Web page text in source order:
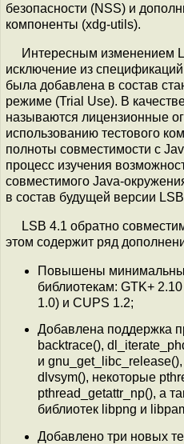
безопасности (NSS) и
компоненты (xdg-utils).
Интересным изменением
исключение из
была добавлена в состав
режиме (Trial Use). В
называются лицензионные
использованию тестового
полноты совместимости с
процесс изучения
совместимого Java-
в состав будущей версии
LSB 4.1 обратно
этом содержит ряд
Повышены
библиотекам: GTK+
1.0) и CUPS 1.2;
Добавлена поддержка
backtrace(),
и
dlvsym(), некоторые
pthread_getattr_np(), а
библиотек libpng и
Добавлено три новых